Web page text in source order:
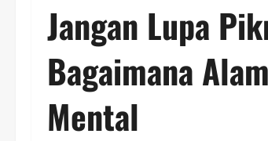
Jangan Lupa
Bagaimana
Mental